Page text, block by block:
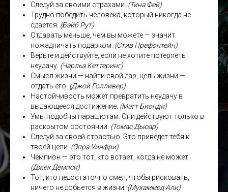
Следуй за своими страхами. (Тина Фей)
Трудно победить человека, который никогда не
сдается. (Бэйб Рут)
Отдавать меньше, чем вы можете — значит
пожадничать подарком. (Стив Префонтейн)
Верьте и действуйте, если не хотите потерпеть
неудачу. (Чарльз Кеттеринг)
Смысл жизни — найти свой дар, цель жизни —
отдать его. (Джой Голливер)
Настойчивость может превратить неудачу в
выдающееся достижение. (Мэтт Бионди)
Умы подобны парашютам. Они действуют только в
раскрытом состоянии. (Томас Дьюар)
Следуй за своей страстью. Это приведет тебя к
твоей цели. (Опра Уинфри)
Чемпион — это тот, кто встает, когда не может.
(Джек Демпси)
Тот, кто недостаточно смел, чтобы рисковать,
ничего не добьется в жизни. (Мухаммед Али)